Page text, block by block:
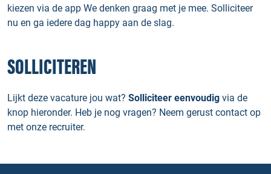
kiezen via de app We denken graag met je mee. Solliciteer
nu en ga iedere dag happy aan de slag.
SOLLICITEREN
Lijkt deze vacature jou wat? Solliciteer eenvoudig via de
knop hieronder. Heb je nog vragen? Neem gerust contact op
met onze recruiter.